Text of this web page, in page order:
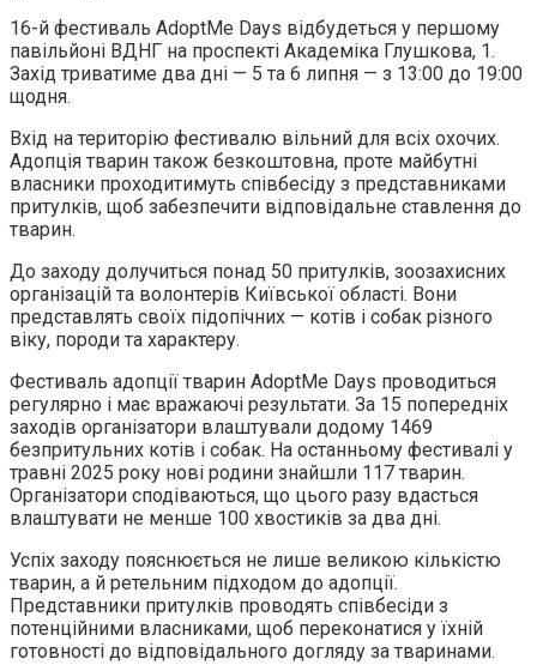
16-й фестиваль AdoptMe Days відбудеться у першому
павільйоні ВДНГ на проспекті Академіка Глушкова, 1.
Захід триватиме два дні — 5 та 6 липня — з 13:00 до 19:00
щодня.
Вхід на територію фестивалю вільний для всіх охочих.
Адопція тварин також безкоштовна, проте майбутні
власники проходитимуть співбесіду з представниками
притулків, щоб забезпечити відповідальне ставлення до
тварин.
До заходу долучиться понад 50 притулків, зоозахисних
організацій та волонтерів Київської області. Вони
представлять своїх підопічних — котів і собак різного
віку, породи та характеру.
Фестиваль адопції тварин AdoptMe Days проводиться
регулярно і має вражаючі результати. За 15 попередніх
заходів організатори влаштували додому 1469
безпритульних котів і собак. На останньому фестивалі у
травні 2025 року нові родини знайшли 117 тварин.
Організатори сподіваються, що цього разу вдасться
влаштувати не менше 100 хвостиків за два дні.
Успіх заходу пояснюється не лише великою кількістю
тварин, а й ретельним підходом до адопції.
Представники притулків проводять співбесіди з
потенційними власниками, щоб переконатися у їхній
готовності до відповідального догляду за тваринами.